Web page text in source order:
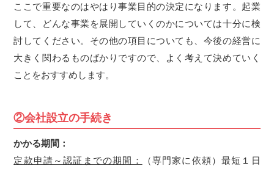
ここで重要なのはやはり事業目的の決定になります。起業
して、どんな事業を展開していくのかについては十分に検
討してください。その他の項目についても、今後の経営に
大きく関わるものばかりですので、よく考えて決めていく
ことをおすすめします。
②会社設立の手続き
かかる期間：
定款申請～認証までの期間：
（専門家に依頼）最短１日